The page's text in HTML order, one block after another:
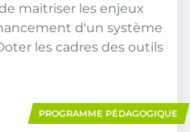
maitriser les enjeux
d'un système
les cadres des outils
PROGRAMME PÉDAGOGIQUE